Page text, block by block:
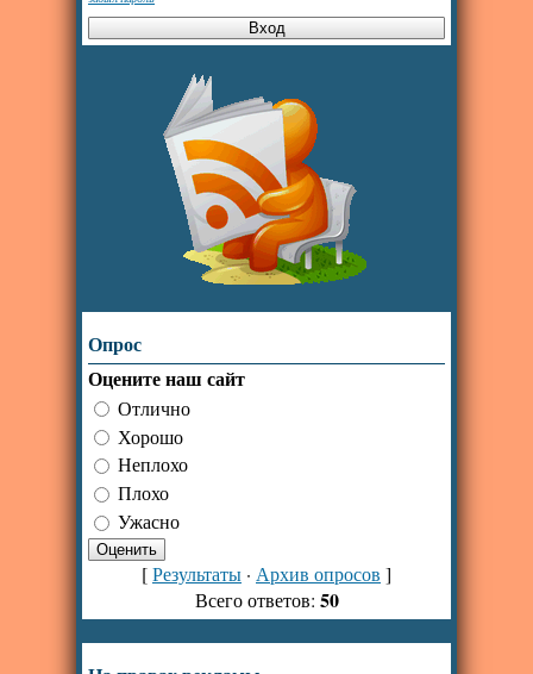
Опрос
Оцените наш сайт
Отлично
Хорошо
Неплохо
Плохо
Ужасно
[Результаты · Архив опросов ]
Всего ответов: 50